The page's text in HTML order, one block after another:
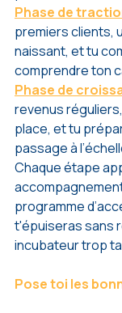
Phase de
premiers clients,
naissant, et tu
comprendre ton
Phase de
revenus
place, et tu
passage à
Chaque étape
programme
t'épuiseras sans
incubateur trop
Pose toi les